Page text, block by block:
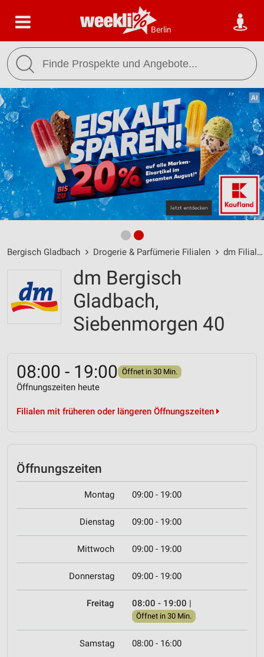
Berlin
Bergisch Gladbach Drogerie & Parfümerie Filialen dm Filialen
dm Bergisch
Gladbach,
Siebenmorgen 40
08:00 - 19:00 Öffnet in 30 Min.
Öffnungszeiten heute
Filialen mit früheren oder längeren Öffnungszeiten
Öffnungszeiten
Montag 09:00 - 19:00
Dienstag 09:00 - 19:00
Mittwoch 09:00 - 19:00
Donnerstag 09:00 - 19:00
Freitag 08:00 - 19:00 |
Öffnet in 30 Min.
Samstag 08:00 - 16:00